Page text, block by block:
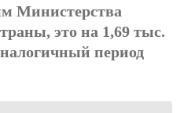
Министерства
это на 1,69 тыс.
период